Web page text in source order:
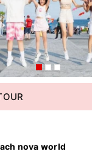
nova world